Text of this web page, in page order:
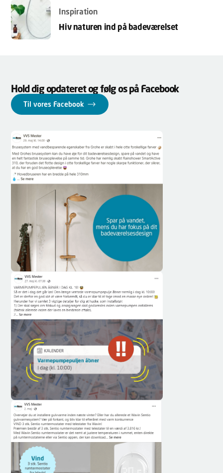
Inspiration
Hiv naturen ind på badeværelset
Hold dig opdateret og følg os på Facebook
Til vores Facebook